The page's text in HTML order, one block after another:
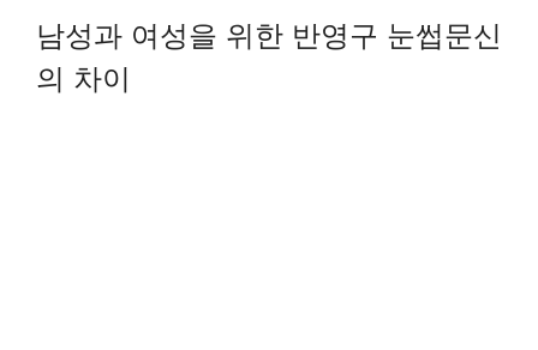
남성과 여성을 위한 반영구 눈썹문신
의 차이